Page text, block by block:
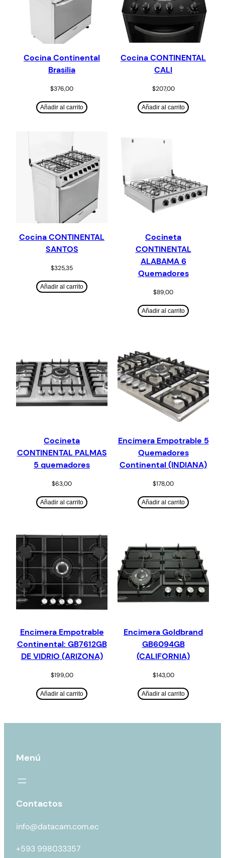
Cocina Continental
Brasilia
$376,00
Añadir al carrito
Cocina CONTINENTAL
CALI
$207,00
Añadir al carrito
Cocina CONTINENTAL
SANTOS
$325,35
Añadir al carrito
Cocineta
CONTINENTAL
ALABAMA 6
Quemadores
$89,00
Añadir al carrito
Cocineta
CONTINENTAL PALMAS
5 quemadores
$63,00
Añadir al carrito
Encimera Empotrable 5
Quemadores
Continental (INDIANA)
$178,00
Añadir al carrito
Encimera Empotrable
Continental: GB7612GB
DE VIDRIO (ARIZONA)
$199,00
Añadir al carrito
Encimera Goldbrand
GB6094GB
(CALIFORNIA)
$143,00
Añadir al carrito
Menú
Contactos
info@datacam.com.ec
+593 998033357